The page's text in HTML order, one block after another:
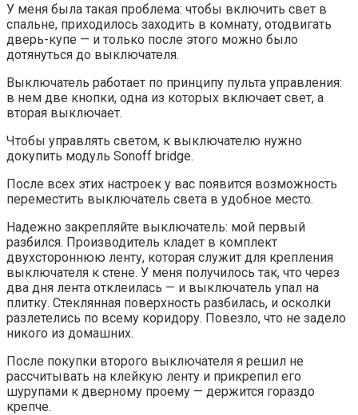
У меня была такая проблема: чтобы включить свет в
спальне, приходилось заходить в комнату, отодвигать
дверь-купе — и только после этого можно было
дотянуться до выключателя.
Выключатель работает по принципу пульта управления:
в нем две кнопки, одна из которых включает свет, а
вторая выключает.
Чтобы управлять светом, к выключателю нужно
докупить модуль Sonoff bridge.
После всех этих настроек у вас появится возможность
переместить выключатель света в удобное место.
Надежно закрепляйте выключатель: мой первый
разбился. Производитель кладет в комплект
двухстороннюю ленту, которая служит для крепления
выключателя к стене. У меня получилось так, что через
два дня лента отклеилась — и выключатель упал на
плитку. Стеклянная поверхность разбилась, и осколки
разлетелись по всему коридору. Повезло, что не задело
никого из домашних.
После покупки второго выключателя я решил не
рассчитывать на клейкую ленту и прикрепил его
шурупами к дверному проему — держится гораздо
крепче.